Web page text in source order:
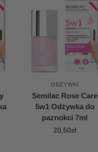
ODŻYWKI
Semilac Rose Care
5w1 Odżywka do
paznokci 7ml
20,50zł